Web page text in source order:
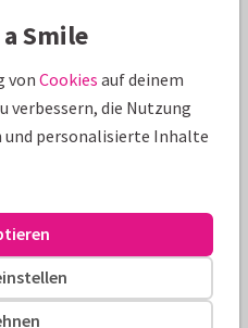
Karte
Smile
von Cookies auf deinem
verbessern, die Nutzung
und personalisierte Inhalte